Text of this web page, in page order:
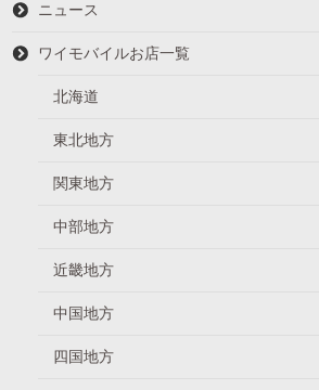
ニュース
ワイモバイルお店一覧
北海道
東北地方
関東地方
中部地方
近畿地方
中国地方
四国地方